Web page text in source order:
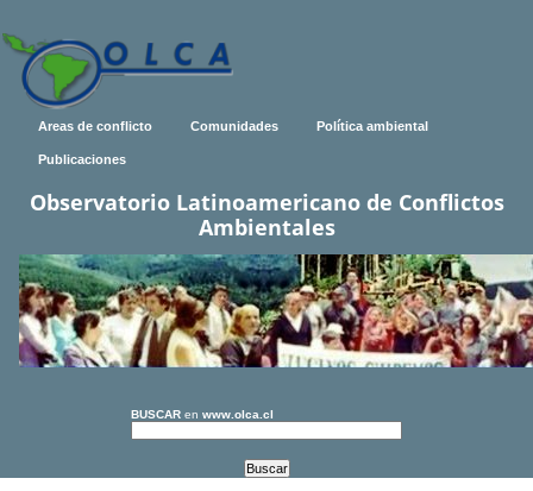
Areas de conflicto Comunidades Política ambiental
Publicaciones
Observatorio Latinoamericano de Conflictos
Ambientales
BUSCAR en www.olca.cl